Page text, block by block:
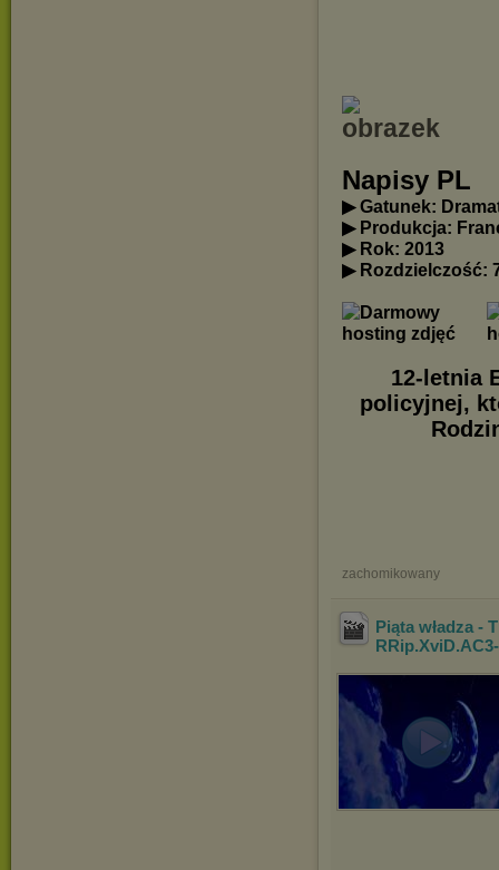
Napisy PL
▶ Gatunek:
▶ Produkcja:
▶ Rok: 2013
▶ Rozdzielczość:
12-letnia
policyjnej,
zachomikowany
Piąta władza -